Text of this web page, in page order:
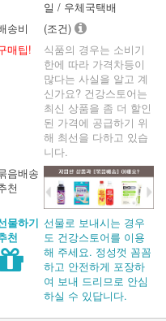
일 / 우체국택배
송비
(조건)
매팁!
식품의 경우는 소비기
한에 따라 가격차등이
많다는 사실을 알고 계
신가요? 건강스토어는
최신 상품을 좀 더 할인
된 가격에 공급하기 위
해 최선을 다하고 있습
니다.
음배송
천
물하기
천
선물로 보내시는 경우
도 건강스토어를 이용
해 주세요. 정성껏 꼼꼼
하고 안전하게 포장하
여 보내 드리므로 안심
하실 수 있답니다.